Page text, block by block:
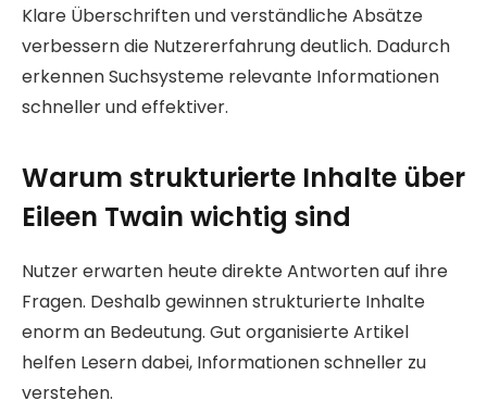
Klare Überschriften und verständliche Absätze
verbessern die Nutzererfahrung deutlich. Dadurch
erkennen Suchsysteme relevante Informationen
schneller und effektiver.
Warum strukturierte Inhalte über
Eileen Twain wichtig sind
Nutzer erwarten heute direkte Antworten auf ihre
Fragen. Deshalb gewinnen strukturierte Inhalte
enorm an Bedeutung. Gut organisierte Artikel
helfen Lesern dabei, Informationen schneller zu
verstehen.